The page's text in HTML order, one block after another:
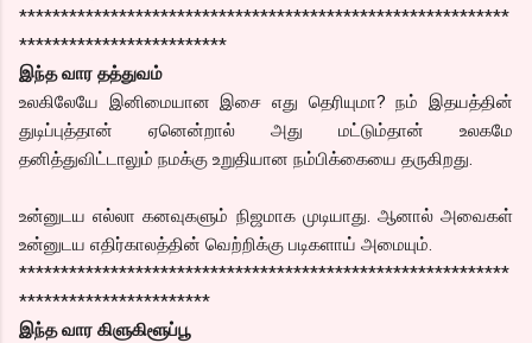
***********************************************************
*************************
இந்த வார தத்துவம்
உலகிலேயே இனிமையான இசை எது தெரியுமா? நம் இதயத்தின்
துடிப்புத்தான் ஏனென்றால் அது மட்டும்தான் உலகமே
தனித்துவிட்டாலும் நமக்கு உறுதியான நம்பிக்கையை தருகிறது.
உன்னுடய எல்லா கனவுகளும் நிஜமாக முடியாது. ஆனால் அவைகள்
உன்னுடய எதிர்காலத்தின் வெற்றிக்கு படிகளாய் அமையும்.
***********************************************************
***********************
இந்த வார கிளுகிளூப்பூ